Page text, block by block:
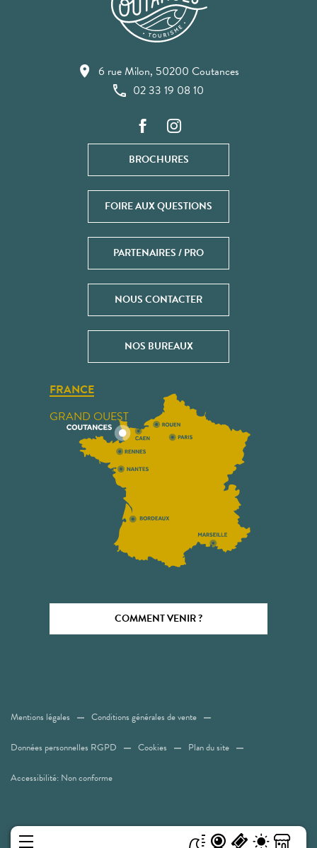
6 rue Milon, 50200 Coutances
02 33 19 08 10
BROCHURES
FOIRE AUX QUESTIONS
PARTENAIRES / PRO
NOUS CONTACTER
NOS BUREAUX
FRANCE
GRAND OUEST
COMMENT VENIR ?
Mentions légales Conditions générales de vente
Données personnelles RGPD Cookies Plan du site
Accessibilité: Non conforme